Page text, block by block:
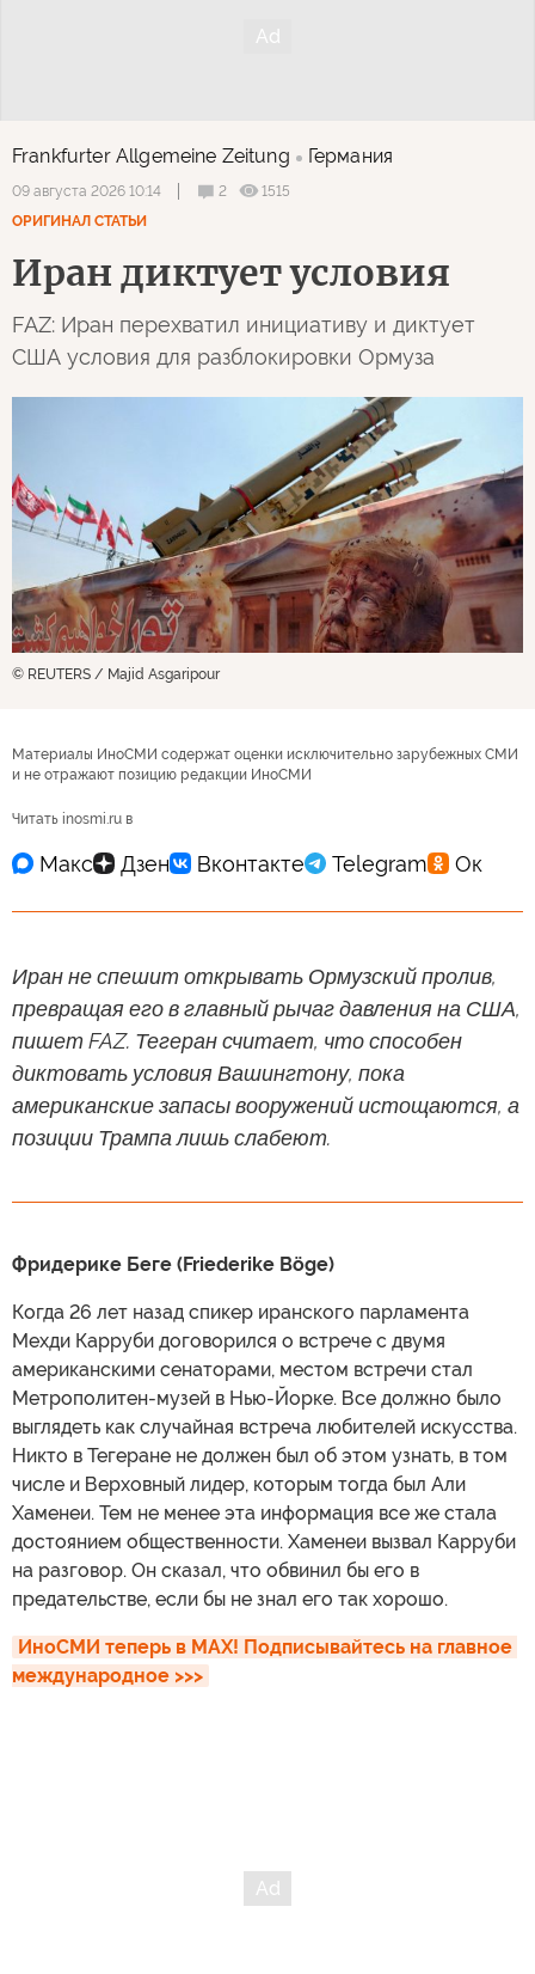
Frankfurter Allgemeine Zeitung Германия
09 августа 2026 10:14 2
1515
ОРИГИНАЛ СТАТЬИ
Иран диктует условия
FAZ: Иран перехватил инициативу и диктует
США условия для разблокировки Ормуза
© REUTERS / Majid Asgaripour
Материалы ИноСМИ содержат оценки исключительно зарубежных СМИ
и не отражают позицию редакции ИноСМИ
Читать inosmi.ru в
Иран не спешит открывать Ормузский пролив,
превращая его в главный рычаг давления на США,
пишет FAZ. Тегеран считает, что способен
диктовать условия Вашингтону, пока
американские запасы вооружений истощаются, а
позиции Трампа лишь слабеют.
Фридерике Беге (Friederike Böge)
Когда 26 лет назад спикер иранского парламента
Мехди Карруби договорился о встрече с двумя
американскими сенаторами, местом встречи стал
Метрополитен-музей в Нью-Йорке. Все должно было
выглядеть как случайная встреча любителей искусства.
Никто в Тегеране не должен был об этом узнать, в том
числе и Верховный лидер, которым тогда был Али
Хаменеи. Тем не менее эта информация все же стала
достоянием общественности. Хаменеи вызвал Карруби
на разговор. Он сказал, что обвинил бы его в
предательстве, если бы не знал его так хорошо.
ИноСМИ теперь в MAX! Подписывайтесь на главное
международное >>>